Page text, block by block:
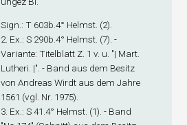
Sign.: T 603b.4° Helmst. (2).
2. Ex.: S 290b.4° Helmst. (7). -
Variante: Titelblatt Z. 1 v. u. "| Mart.
Lutheri. |". - Band aus dem Besitz
von Andreas Wirdt aus dem Jahre
1561 (vgl. Nr. 1975).
3. Ex.: S 41.4° Helmst. (1). - Band